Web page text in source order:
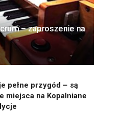
– zaproszenie na
pełne przygód – są
miejsca na Kopalniane